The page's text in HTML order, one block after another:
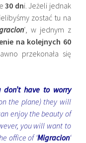
30 dni. Jeżeli jednak
zostać tu na
‘, w jednym z
na kolejnych 60
przekonała się
don’t have to worry
the plane) they will
enjoy the beauty of
you will want to
office of ‘Migracion‘